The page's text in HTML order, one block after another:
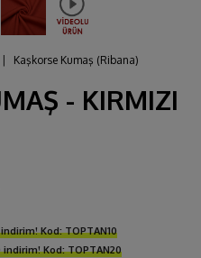
Kaşkorse Kumaş (Ribana)
- KIRMIZI
Kod: TOPTAN10
Kod: TOPTAN20